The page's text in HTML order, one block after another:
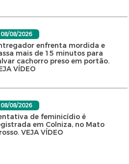
08/08/2026
enfrenta mordida e
mais de 15 minutos para
cachorro preso em portão.
VÍDEO
08/08/2026
de feminicídio é
em Colniza, no Mato
VEJA VÍDEO